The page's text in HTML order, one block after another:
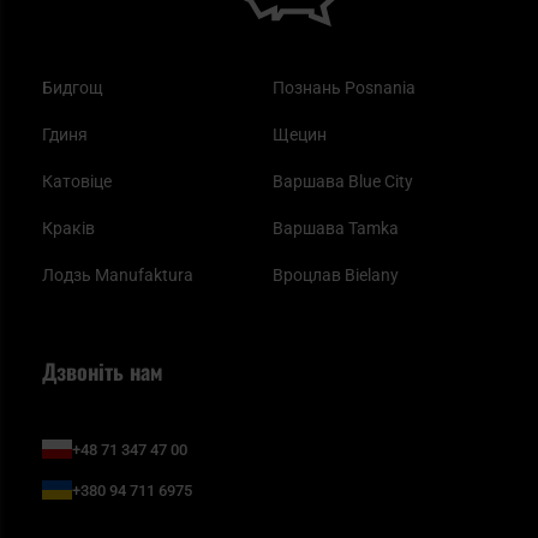
Бидгощ
Гдиня
Катовіце
Краків
Лодзь Manufaktura
Познань Posnania
Щецин
Варшава Blue City
Варшава Tamka
Вроцлав Bielany
Дзвоніть нам
+48 71 347 47 00
+380 94 711 6975